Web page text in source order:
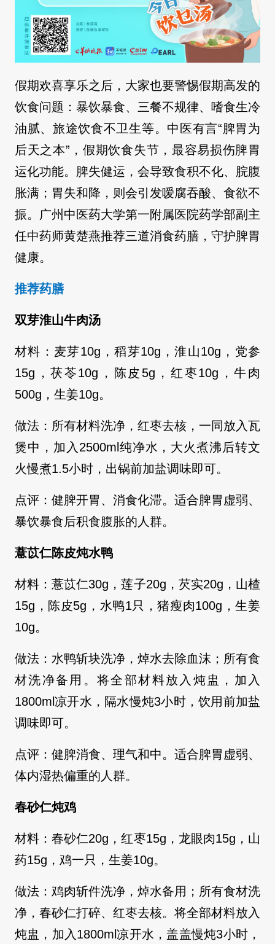
假期欢喜享乐之后，大家也要警惕假期高发的
饮食问题：暴饮暴食、三餐不规律、 嗜食生冷
油腻、旅途饮食不卫生等。中医有言“脾胃为
后天之本”，假期饮食失节，最容易损伤脾胃
运化功能。脾失健运，会导致食积不化、 脘腹
胀满；胃失和降，则会引发嗳腐吞酸、食欲不
振。广州中医药大学第一附属医院药学部副主
任中药师黄楚燕推荐三道消食药膳，守护脾胃
健康。
推荐药膳
双芽淮山牛肉汤
材料：麦芽10g，稻芽10g，淮山10g，党参
15g，茯苓10g，陈皮5g，红枣10g，牛肉
500g，生姜10g。
做法：所有材料洗净，红枣去核，一同放入瓦
煲中，加入2500ml纯净水，大火煮沸后转文
火慢煮1.5小时，出锅前加盐调味即可。
点评：健脾开胃、消食化滞。适合脾胃虚弱、
暴饮暴食后积食腹胀的人群。
薏苡仁陈皮炖水鸭
材料：薏苡仁30g，莲子20g，芡实20g，山楂
15g，陈皮5g，水鸭1只，猪瘦肉100g，生姜
10g。
做法：水鸭斩块洗净，焯水去除血沫；所有食
材洗净备用。将全部材料放入炖盅，加入
1800ml凉开水，隔水慢炖3小时，饮用前加盐
调味即可。
点评：健脾消食、理气和中。适合脾胃虚弱、
体内湿热偏重的人群。
春砂仁炖鸡
材料：春砂仁20g，红枣15g，龙眼肉15g，山
药15g，鸡一只，生姜10g。
做法：鸡肉斩件洗净，焯水备用；所有食材洗
净，春砂仁打碎、红枣去核。将全部材料放入
炖盅，加入1800ml凉开水，盖盖慢炖3小时，